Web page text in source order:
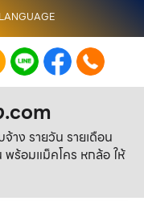
LANGUAGE
.com
าง รายวัน รายเดือน
ร้อมแม็คโคร หกล้อ ให้